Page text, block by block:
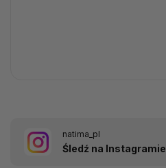
natima_pl
Śledź na Instagramie